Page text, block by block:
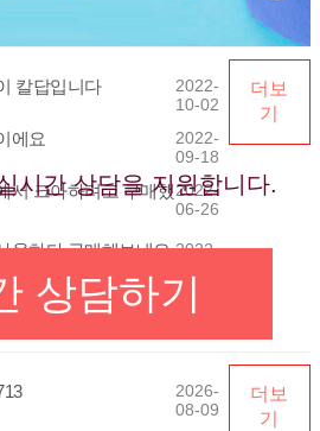
시간 상담을 지원합니다.
상담하기
칼답입니다
2022-
10-02
에요
2022-
09-18
서 크아하려고 구매했2022-
06-26
용하다 구매해보네요 2022-
용해보니
2022-
더보
기
2026-
08-09
더보
기